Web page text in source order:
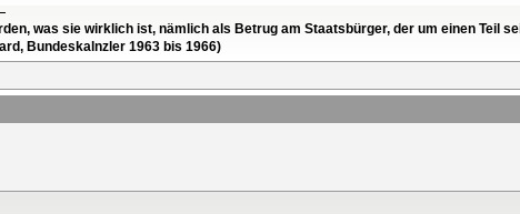
was sie wirklich ist, nämlich als Betrug am Staatsbürger, der um einen Teil
Bundeskalnzler 1963 bis 1966)